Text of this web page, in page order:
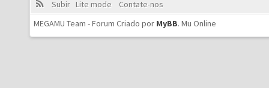
Subir Lite mode
Contate-nos
MEGAMU Team - Forum Criado por MyBB. Mu Online